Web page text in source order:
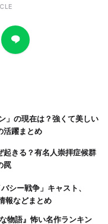
活躍まとめ
罠
報などまとめ